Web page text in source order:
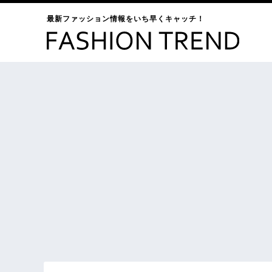
最新ファッション情報をいち早くキャッチ！